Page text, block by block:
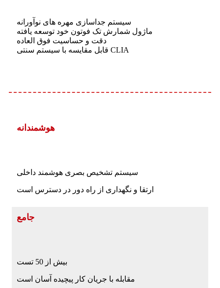
سیستم جداسازی مهره های نوآورانه
ماژول شمارش تک فوتون خود توسعه یافته
دقت و حساسیت فوق العاده
قابل مقایسه با سیستم سنتی CLIA
هوشمندانه
سیستم تشخیص بصری هوشمند داخلی
ارتقا و نگهداری از راه دور در دسترس است
جامع
بیش از 50 تست
مقابله با جریان کار پیچیده آسان است